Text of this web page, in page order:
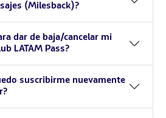
millas al canjear pasajes (Milesback)?
dar de baja/cancelar mi
suscripción en el Club LATAM Pass?
suscribirme nuevamente